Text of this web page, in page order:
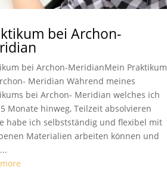
bei Archon-
bei Archon-MeridianMein Praktikum
Meridian Während meines
bei Archon- Meridian welches ich
Monate hinweg, Teilzeit absolvieren
habe ich selbstständig und flexibel mit
Materialien arbeiten können und